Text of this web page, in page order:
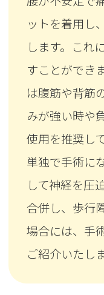
ットを着用し
します。これ
すことができ
は腹筋や背筋
みが強い時や
使用を推奨し
単独で手術に
して神経を圧
合併し、歩行
場合には、手
ご紹介いたし